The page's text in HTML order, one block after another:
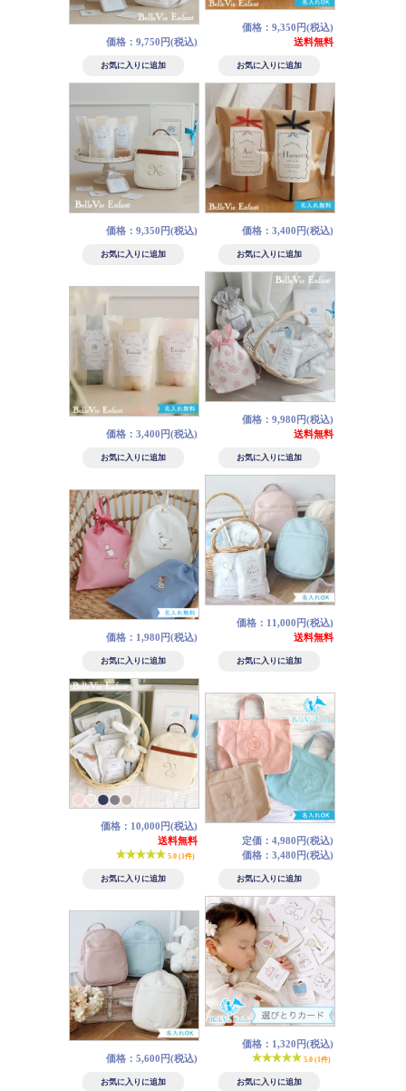
価格：9,750円(税込)
価格：9,350円(税込)
送料無料
価格：9,350円(税込) 価格：3,400円(税込)
価格：3,400円(税込)
価格：9,980円(税込)
送料無料
価格：1,980円(税込)
価格：11,000円(税込)
送料無料
価格：10,000円(税込)
送料無料
5.0 (1件)
定価：4,980円(税込)
価格：3,480円(税込)
価格：5,600円(税込)
価格：1,320円(税込)
5.0 (1件)